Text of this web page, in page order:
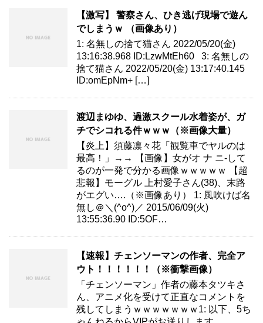
【激写】 警察さん、ひき逃げ現場で遊ん
でしまうｗ （画像あり）
1: 名無しの捨て猫さん 2022/05/20(金)
13:16:38.968 ID:LzwMtEh60 3: 名無しの
捨て猫さん 2022/05/20(金) 13:17:40.145
ID:omEpNm+ […]
渡辺まゆゆ、過激スクール水着姿が、ガ
チでシコれる件ｗｗｗ（※画像大量）
【炎上】須藤凛々花「観覧車でヤルのは
最高！」→→ 【画像】女がオ ナ ニ-して
るのが一発で分かる画像ｗｗｗｗｗ 【超
悲報】モーグル 上村愛子さん(38)、末路
がエグい….（※画像あり） 1: 風吹けば名
無し＠＼(^o^)／ 2015/06/09(火)
13:55:36.90 ID:5OF…
【速報】チェンソーマンの作者、完全ア
ウト！！！！！！（※衝撃画像）
「チェンソーマン」作者の藤本タツキさ
ん、アニメ化を受けて正直なコメントを
残してしまうｗｗｗｗｗｗｗ1: 以下、5ち